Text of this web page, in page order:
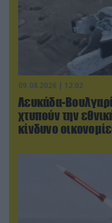
09.08.2026 | 12:02
Λευκάδα-
χτυπούν την
κίνδυνο